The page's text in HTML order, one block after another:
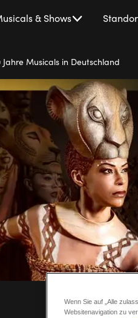
& Shows
Jahre Musicals in Deutschland
Wenn Sie auf „Alle
Websitenavigation zu